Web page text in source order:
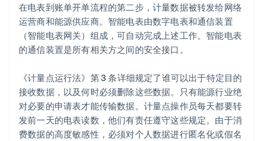
在电表到账单开单流程的第二步，计量数据被转发给网络
运营商和能源供应商。智能电表由数字电表和通信装置
（智能电表网关）组成，可自动完成上述工作。智能电表
的通信装置是所有相关方之间的安全接口。
《计量点运行法》第 3 条详细规定了谁可以出于特定目的
接收数据，以及何时必须删除这些数据。只有能源行业绝
对必要的申请表才能传输数据。计量点操作员每天都要转
发前一天的电表读数，他们有责任遵守这些规定。由于消
费数据的高度敏感性，必须对个人数据进行匿名化或假名